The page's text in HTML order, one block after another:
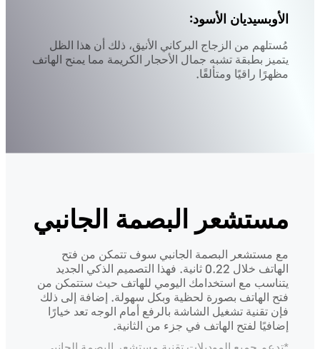
الأوبسيديان الأسود:
مُستلهم من الزجاج البركاني الأنيق، ذلك أن هذا الظل
يتميز بطبقة تشبه جمال الأحجار الكريمة مما يمنح الهاتف
مظهرًا راقيًا ومتألقًا.
مستشعر البصمة الجانبي
مع مستشعر البصمة الجانبي سوف تتمكن من فتح
الهاتف خلال 0.22 ثانية. فهذا التصميم الذكي الجديد
يتناسب مع استخدامك اليومي للهاتف حيث ستتمكن من
فتح الهاتف بصورة لحظية وبكل سهولة. إضافة إلى ذلك
فإن تقنية تشغيل الشاشة بالرفع أمام الوجه تعد خيارًا
إضافيًا لفتح الهاتف في جزء من الثانية.